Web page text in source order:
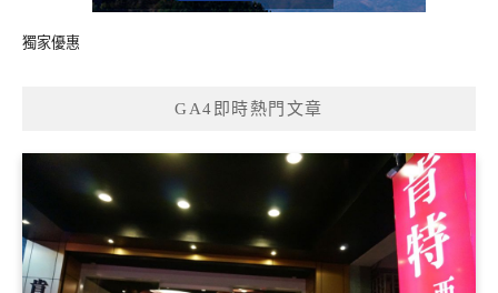
獨家優惠
GA4即時熱門文章